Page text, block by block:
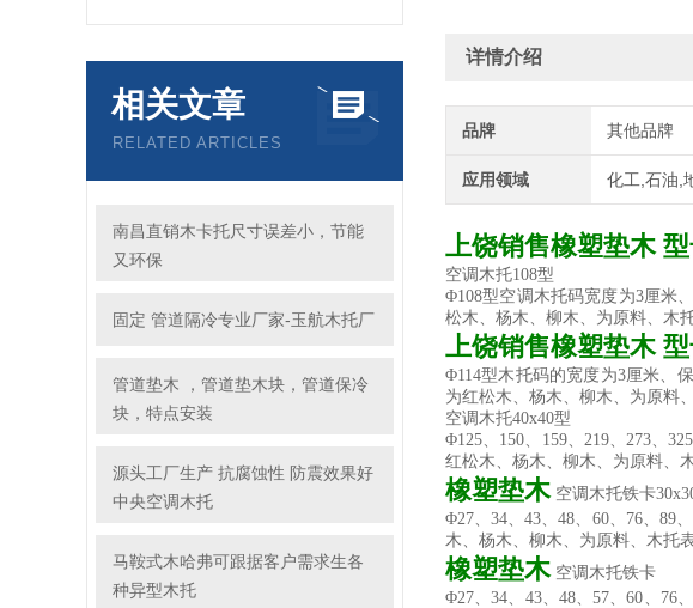
相关文章
RELATED ARTICLES
南昌直销木卡托尺寸误差小，节能
又环保
固定 管道隔冷专业厂家-玉航木托厂
管道垫木 ，管道垫木块，管道保冷
块，特点安装
源头工厂生产 抗腐蚀性 防震效果好
中央空调木托
马鞍式木哈弗可跟据客户需求生各
种异型木托
详情介绍
品牌 其他品牌
应用领域 化工,石油,
上饶销售橡塑垫木
空调木托108型
Φ108型空调木托码宽度为3厘米
松木、杨木、柳木、为原料、木
上饶销售橡塑垫木
Φ114型木托码的宽度为3厘米、
为红松木、杨木、柳木、为原料
空调木托40x40型
Φ125、150、159、219、273、
红松木、杨木、柳木、为原料、
橡塑垫木空调木托铁卡
Φ27、34、43、48、60、76、89
木、杨木、柳木、为原料、木托
橡塑垫木 空调木托铁
Φ27、34、43、48、57、60、76